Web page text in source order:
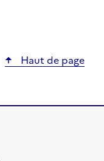
Haut de page